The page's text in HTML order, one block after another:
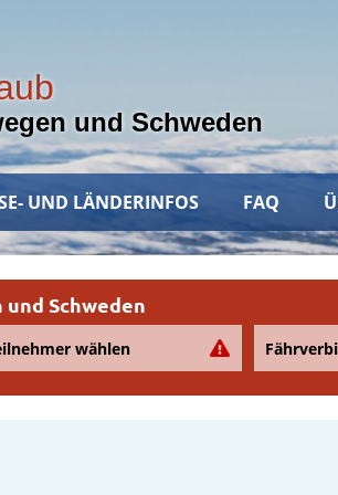
und Schweden
UND LÄNDERINFOS FAQ
Schweden
wählen